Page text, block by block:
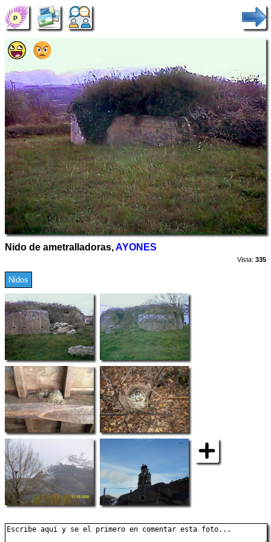
Nido de ametralladoras,AYONES
Vista: 335
Nidos